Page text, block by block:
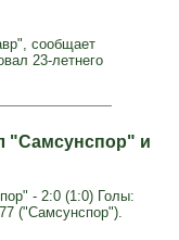
сообщает
23-летнего
"Самсунспор" и
- 2:0 (1:0) Голы:
("Самсунспор").